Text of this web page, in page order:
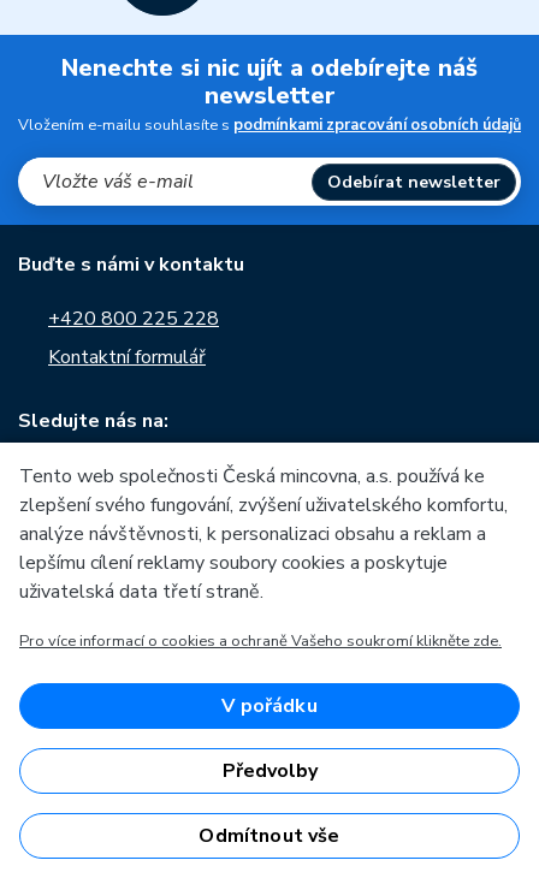
Nenechte si nic ujít a odebírejte náš
newsletter
Vložením e-mailu souhlasíte s podmínkami zpracování osobních údajů
Odebírat newsletter
Buďte s námi v kontaktu
+420 800 225 228
Kontaktní formulář
Sledujte nás na:
O České mincovně
Profil společnosti
Naše výroba
Naši partneři
Kariéra
Zprávy
Ke stažení
Archiv ražeb
Informace o nákupu
Kontakt
Často kladené dotazy
Obchodní podmínky
Prodejny České mincovny
Rádce
Tento web společnosti Česká mincovna, a.s. používá ke
zlepšení svého fungování, zvýšení uživatelského komfortu,
analýze návštěvnosti, k personalizaci obsahu a reklam a
lepšímu cílení reklamy soubory cookies a poskytuje
uživatelská data třetí straně.
Pro více informací o cookies a ochraně Vašeho soukromí klikněte zde.
V pořádku
Předvolby
Odmítnout vše